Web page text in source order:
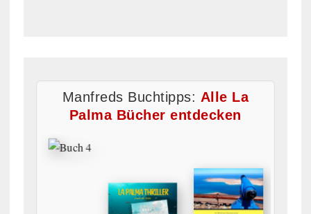
Manfreds Buchtipps: Alle La
Palma Bücher entdecken